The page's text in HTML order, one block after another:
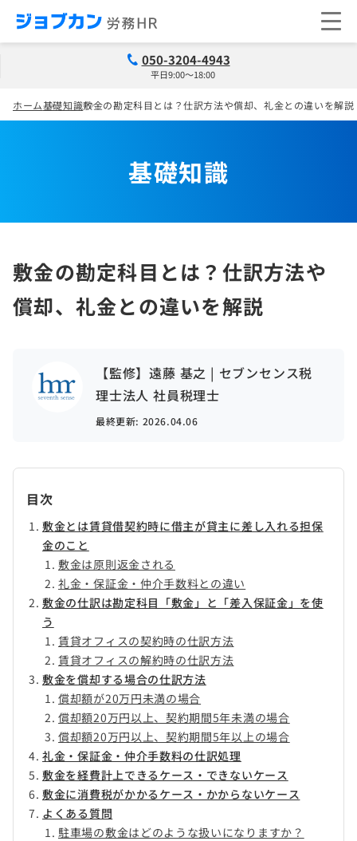
050-3204-4943
平日9:00～18:00
ホーム基礎知識敷金の勘定科目とは？仕訳方法や償却、礼金との違いを解説
基礎知識
敷金の勘定科目とは？仕訳方法や
償却、礼金との違いを解説
【監修】遠藤 基之 | セブンセンス税
理士法人 社員税理士
最終更新: 2026.04.06
目次
敷金とは賃貸借契約時に借主が貸主に差し入れる担保
金のこと
敷金は原則返金される
礼金・保証金・仲介手数料との違い
敷金の仕訳は勘定科目「敷金」と「差入保証金」を使
う
賃貸オフィスの契約時の仕訳方法
賃貸オフィスの解約時の仕訳方法
敷金を償却する場合の仕訳方法
償却額が20万円未満の場合
償却額20万円以上、契約期間5年未満の場合
償却額20万円以上、契約期間5年以上の場合
礼金・保証金・仲介手数料の仕訳処理
敷金を経費計上できるケース・できないケース
敷金に消費税がかかるケース・かからないケース
よくある質問
駐車場の敷金はどのような扱いになりますか？